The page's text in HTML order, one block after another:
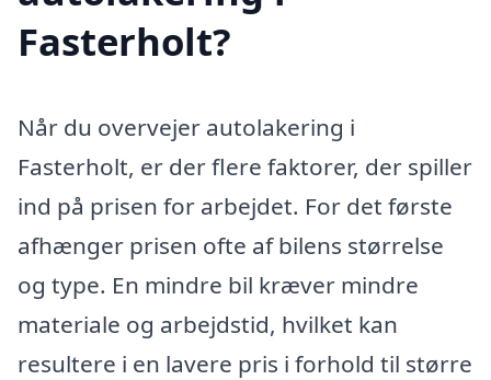
Fasterholt?
Når du overvejer autolakering i
Fasterholt, er der flere faktorer, der spiller
ind på prisen for arbejdet. For det første
afhænger prisen ofte af bilens størrelse
og type. En mindre bil kræver mindre
materiale og arbejdstid, hvilket kan
resultere i en lavere pris i forhold til større